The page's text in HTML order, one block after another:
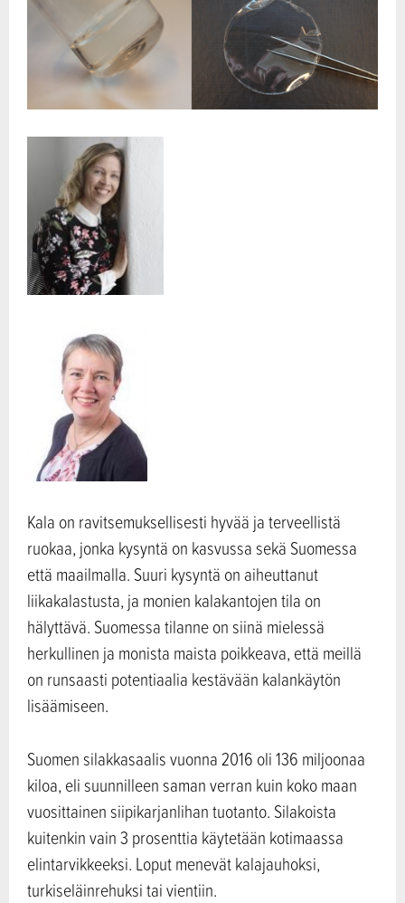
Kala on ravitsemuksellisesti hyvää ja terveellistä
ruokaa, jonka kysyntä on kasvussa sekä Suomessa
että maailmalla. Suuri kysyntä on aiheuttanut
liikakalastusta, ja monien kalakantojen tila on
hälyttävä. Suomessa tilanne on siinä mielessä
herkullinen ja monista maista poikkeava, että meillä
on runsaasti potentiaalia kestävään kalankäytön
lisäämiseen.
Suomen silakkasaalis vuonna 2016 oli 136 miljoonaa
kiloa, eli suunnilleen saman verran kuin koko maan
vuosittainen siipikarjanlihan tuotanto. Silakoista
kuitenkin vain 3 prosenttia käytetään kotimaassa
elintarvikkeeksi. Loput menevät kalajauhoksi,
turkiseläinrehuksi tai vientiin.